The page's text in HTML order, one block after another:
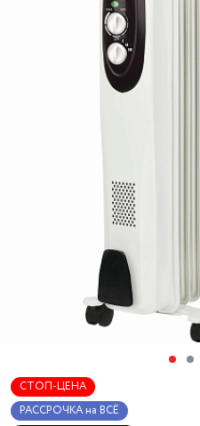
СТОП-ЦЕНА
РАССРОЧКА на ВСЁ